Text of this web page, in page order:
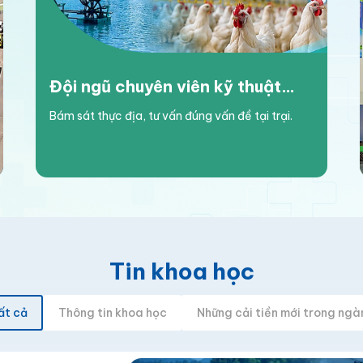
Đội ngũ chuyên viên kỹ thuật
thực chiến: Đồng hành cùng
Bám sát thực địa, tư vấn đúng vấn đề tại trại.
Tin khoa học
cả Thông tin khoa học Những cải tiền mới trong